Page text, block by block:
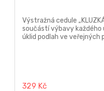
Výstražná cedule
součástí výbavy
úklid podlah ve veřejných
329 Kč